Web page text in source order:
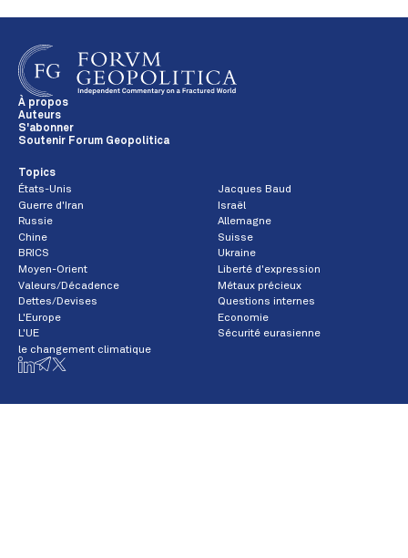
À propos
Auteurs
S'abonner
Soutenir Forum Geopolitica
Topics
États-Unis
Jacques Baud
Guerre d'Iran
Israël
Russie
Allemagne
Chine
Suisse
BRICS
Ukraine
Moyen-Orient
Liberté d'expression
Valeurs/Décadence
Métaux précieux
Dettes/Devises
Questions internes
L'Europe
Economie
L'UE
Sécurité eurasienne
le changement climatique